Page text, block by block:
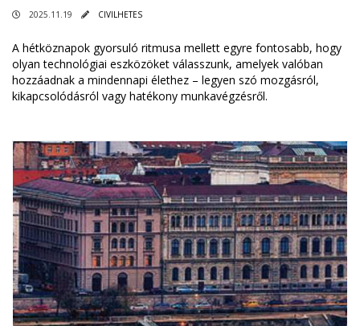
2025.11.19 CIVILHETES
A hétköznapok gyorsuló ritmusa mellett egyre fontosabb, hogy
olyan technológiai eszközöket válasszunk, amelyek valóban
hozzáadnak a mindennapi élethez – legyen szó mozgásról,
kikapcsolódásról vagy hatékony munkavégzésről.